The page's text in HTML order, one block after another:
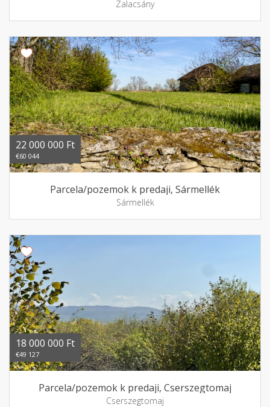
Zalacsány
22 000 000 Ft
€60 044
Parcela/pozemok k predaji, Sármellék
Sármellék
18 000 000 Ft
€49 127
Parcela/pozemok k predaji, Cserszegtomaj
Cserszegtomaj